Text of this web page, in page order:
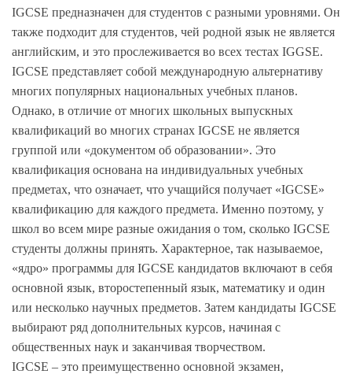
IGCSE предназначен для студентов с разными уровнями. Он
также подходит для студентов, чей родной язык не является
английским, и это прослеживается во всех тестах IGGSE.
IGCSE представляет собой международную альтернативу
многих популярных национальных учебных планов.
Однако, в отличие от многих школьных выпускных
квалификаций во многих странах IGCSE не является
группой или «документом об образовании». Это
квалификация основана на индивидуальных учебных
предметах, что означает, что учащийся получает «IGCSE»
квалификацию для каждого предмета. Именно поэтому, у
школ во всем мире разные ожидания о том, сколько IGCSE
студенты должны принять. Характерное, так называемое,
«ядро» программы для IGCSE кандидатов включают в себя
основной язык, второстепенный язык, математику и один
или несколько научных предметов. Затем кандидаты IGCSE
выбирают ряд дополнительных курсов, начиная с
общественных наук и заканчивая творчеством.
IGCSE – это преимущественно основной экзамен,